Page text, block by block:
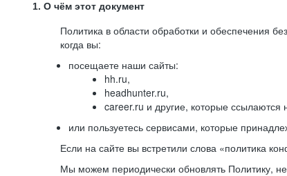
1. О чём этот документ
Политика в области обработки и обеспечения
когда вы:
посещаете наши сайты:
hh.ru,
headhunter.ru,
career.ru и другие, которые ссылаются
или пользуетесь сервисами, которые
Если на сайте вы встретили слова «политика
Мы можем периодически обновлять Политику,